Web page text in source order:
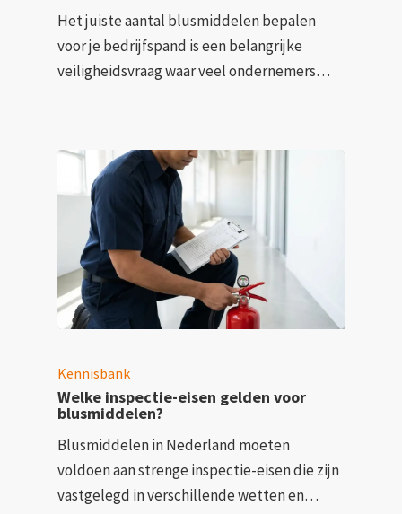
Het juiste aantal blusmiddelen bepalen
voor je bedrijfspand is een belangrijke
veiligheidsvraag waar veel ondernemers…
Kennisbank
Welke inspectie-eisen gelden voor
blusmiddelen?
Blusmiddelen in Nederland moeten
voldoen aan strenge inspectie-eisen die zijn
vastgelegd in verschillende wetten en…